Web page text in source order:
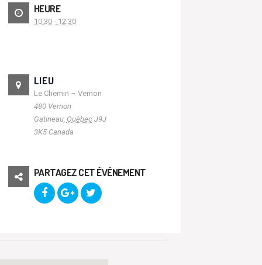
HEURE
10:30 - 12:30
LIEU
Le Chemin – Vernon
480 Vernon
Gatineau, Québec J9J
3K5 Canada
PARTAGEZ CET ÉVÉNEMENT